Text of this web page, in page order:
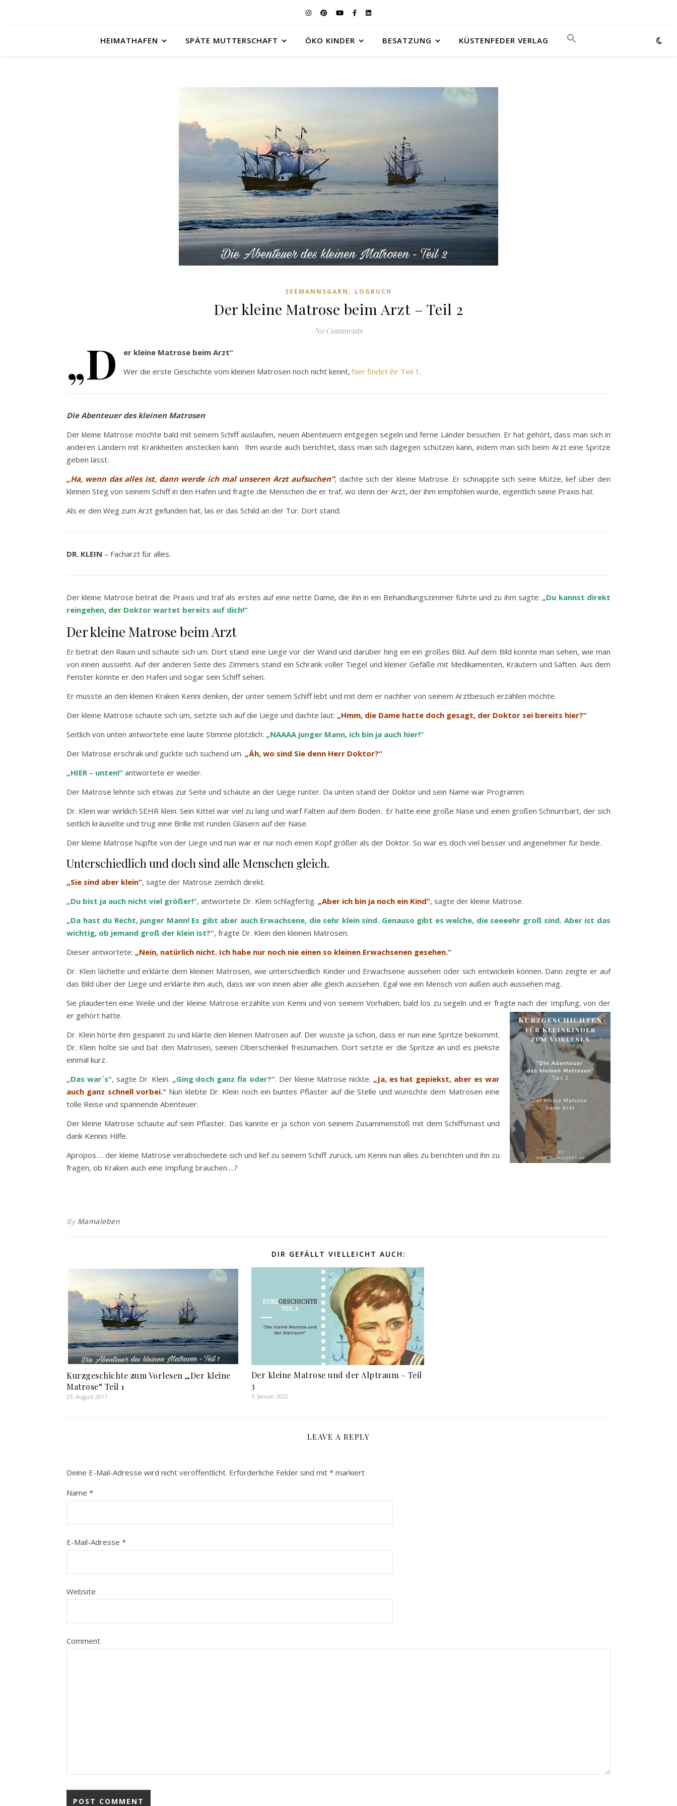
HEIMATHAFEN SPÄTE MUTTERSCHAFT ÖKO KINDER BESATZUNG KÜSTENFEDER VERLAG
SEEMANNSGARN , LOGBUCH
Der kleine Matrose beim Arzt – Teil 2
No Comments
„D
er kleine Matrose beim Arzt“
Wer die erste Geschichte vom kleinen Matrosen noch nicht kennt, hier findet ihr Teil 1.
Die Abenteuer des kleinen Matrosen
Der kleine Matrose möchte bald mit seinem Schiff auslaufen, neuen Abenteuern entgegen segeln und ferne Länder besuchen. Er hat gehört, dass man sich in
anderen Ländern mit Krankheiten anstecken kann. Ihm wurde auch berichtet, dass man sich dagegen schützen kann, indem man sich beim Arzt eine Spritze
geben lässt.
„Ha, wenn das alles ist, dann werde ich mal unseren Arzt aufsuchen“, dachte sich der kleine Matrose. Er schnappte sich seine Mütze, lief über den
kleinen Steg von seinem Schiff in den Hafen und fragte die Menschen die er traf, wo denn der Arzt, der ihm empfohlen wurde, eigentlich seine Praxis hat.
Als er den Weg zum Arzt gefunden hat, las er das Schild an der Tür. Dort stand:
DR. KLEIN – Facharzt für alles.
Der kleine Matrose betrat die Praxis und traf als erstes auf eine nette Dame, die ihn in ein Behandlungszimmer führte und zu ihm sagte: „Du kannst direkt
reingehen, der Doktor wartet bereits auf dich!“
Der kleine Matrose beim Arzt
Er betrat den Raum und schaute sich um. Dort stand eine Liege vor der Wand und darüber hing ein ein großes Bild. Auf dem Bild konnte man sehen, wie man
von innen aussieht. Auf der anderen Seite des Zimmers stand ein Schrank voller Tiegel und kleiner Gefäße mit Medikamenten, Kräutern und Säften. Aus dem
Fenster konnte er den Hafen und sogar sein Schiff sehen.
Er musste an den kleinen Kraken Kenni denken, der unter seinem Schiff lebt und mit dem er nachher von seinem Arztbesuch erzählen möchte.
Der kleine Matrose schaute sich um, setzte sich auf die Liege und dachte laut: „Hmm, die Dame hatte doch gesagt, der Doktor sei bereits hier?“
Seitlich von unten antwortete eine laute Stimme plötzlich: „NAAAA junger Mann, ich bin ja auch hier!“
Der Matrose erschrak und guckte sich suchend um. „Äh, wo sind Sie denn Herr Doktor?“
„HIER – unten!“ antwortete er wieder.
Der Matrose lehnte sich etwas zur Seite und schaute an der Liege runter. Da unten stand der Doktor und sein Name war Programm.
Dr. Klein war wirklich SEHR klein. Sein Kittel war viel zu lang und warf Falten auf dem Boden. Er hatte eine große Nase und einen großen Schnurrbart, der sich
seitlich kräuselte und trug eine Brille mit runden Gläsern auf der Nase.
Der kleine Matrose hüpfte von der Liege und nun war er nur noch einen Kopf größer als der Doktor. So war es doch viel besser und angenehmer für beide.
Unterschiedlich und doch sind alle Menschen gleich.
„Sie sind aber klein“, sagte der Matrose ziemlich direkt.
„Du bist ja auch nicht viel größer!“, antwortete Dr. Klein schlagfertig. „Aber ich bin ja noch ein Kind“, sagte der kleine Matrose.
„Da hast du Recht, junger Mann! Es gibt aber auch Erwachsene, die sehr klein sind. Genauso gibt es welche, die seeeehr groß sind. Aber ist das
wichtig, ob jemand groß der klein ist?“, fragte Dr. Klein den kleinen Matrosen.
Dieser antwortete: „Nein, natürlich nicht. Ich habe nur noch nie einen so kleinen Erwachsenen gesehen.“
Dr. Klein lächelte und erklärte dem kleinen Matrosen, wie unterschiedlich Kinder und Erwachsene aussehen oder sich entwickeln können. Dann zeigte er auf
das Bild über der Liege und erklärte ihm auch, dass wir von innen aber alle gleich aussehen. Egal wie ein Mensch von außen auch aussehen mag.
Sie plauderten eine Weile und der kleine Matrose erzählte von Kenni und von seinem Vorhaben, bald los zu segeln und er fragte nach der Impfung, von der
er gehört hatte.
Dr. Klein hörte ihm gespannt zu und klärte den kleinen Matrosen auf. Der wusste ja schon, dass er nun eine Spritze bekommt.
Dr. Klein holte sie und bat den Matrosen, seinen Oberschenkel freizumachen. Dort setzte er die Spritze an und es piekste
einmal kurz.
„Das war´s“, sagte Dr. Klein. „Ging doch ganz fix oder?“. Der kleine Matrose nickte. „Ja, es hat gepiekst, aber es war
auch ganz schnell vorbei.“Nun klebte Dr. Klein noch ein buntes Pflaster auf die Stelle und wünschte dem Matrosen eine
tolle Reise und spannende Abenteuer.
Der kleine Matrose schaute auf sein Pflaster. Das kannte er ja schon von seinem Zusammenstoß mit dem Schiffsmast und
dank Kennis Hilfe.
Apropos…. der kleine Matrose verabschiedete sich und lief zu seinem Schiff zurück, um Kenni nun alles zu berichten und ihn zu
fragen, ob Kraken auch eine Impfung brauchen….?
By Mamaleben
DIR GEFÄLLT VIELLEICHT AUCH:
Kurzgeschichte zum Vorlesen „Der kleine
Matrose“ Teil 1
25. August 2017
Der kleine Matrose und der Alptraum – Teil
3
5. Januar 2022
LEAVE A REPLY
Deine E-Mail-Adresse wird nicht veröffentlicht. Erforderliche Felder sind mit * markiert
Name *
E-Mail-Adresse *
Website
Comment